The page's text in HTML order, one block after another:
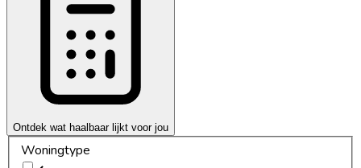
Ontdek wat haalbaar lijkt voor jou
Woningtype